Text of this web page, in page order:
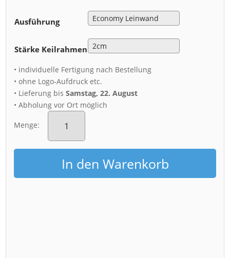
Ausführung
Stärke Keilrahmen
• individuelle Fertigung nach Bestellung
• ohne Logo-Aufdruck etc.
• Lieferung bisSamstag, 22. August
• Abholung vor Ort möglich
Menge:
Leinwand
(00773)
Feuerwerk
Menge
In den Warenkorb